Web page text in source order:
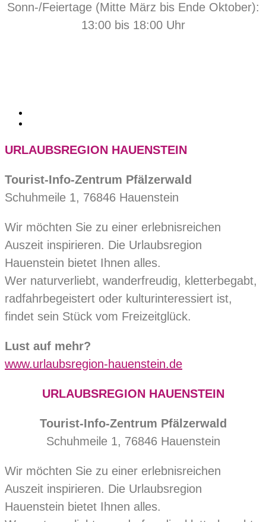
Sonn-/Feiertage (Mitte März bis Ende Oktober):
13:00 bis 18:00 Uhr
URLAUBSREGION HAUENSTEIN
Tourist-Info-Zentrum Pfälzerwald
Schuhmeile 1, 76846 Hauenstein
Wir möchten Sie zu einer erlebnisreichen
Auszeit inspirieren. Die Urlaubsregion
Hauenstein bietet Ihnen alles.
Wer naturverliebt, wanderfreudig, kletterbegabt,
radfahrbegeistert oder kulturinteressiert ist,
findet sein Stück vom Freizeitglück.
Lust auf mehr?
www.urlaubsregion-hauenstein.de
URLAUBSREGION HAUENSTEIN
Tourist-Info-Zentrum Pfälzerwald
Schuhmeile 1, 76846 Hauenstein
Wir möchten Sie zu einer erlebnisreichen
Auszeit inspirieren. Die Urlaubsregion
Hauenstein bietet Ihnen alles.